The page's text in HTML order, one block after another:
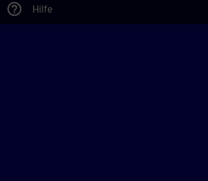
help_outline Hilfe